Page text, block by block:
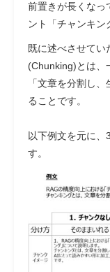
前置きが長くなっ
ント
「チャンキン
既に述べさせて
(Chunking)とは、
「文章を分割し
ることです。
以下例文を元に、
す。